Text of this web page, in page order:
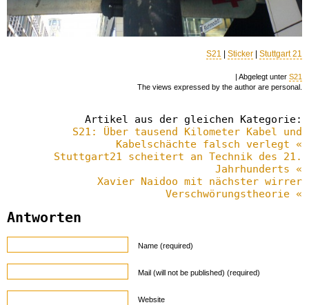
S21 Sticker Stuttgart 21
| Abgelegt unter S21
The views expressed by the author are personal.
Artikel aus der gleichen Kategorie:
S21: Über tausend Kilometer Kabel und
Kabelschächte falsch verlegt «
Stuttgart21 scheitert an Technik des 21.
Jahrhunderts «
Xavier Naidoo mit nächster wirrer
Verschwörungstheorie «
Antworten
Name (required)
Mail (will not be published) (required)
Website